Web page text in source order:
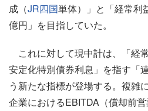
成（JR四国単体）」と「経常利
億円」を目指していた。
これに対して現中計は、「経
安定化特別債券利息」を指す「
う新たな指標が登場する。複雑
企業におけるEBITDA（償却前